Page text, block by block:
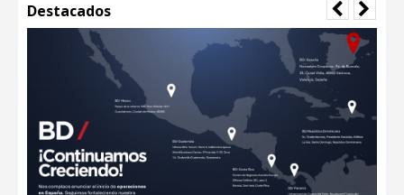
Destacados